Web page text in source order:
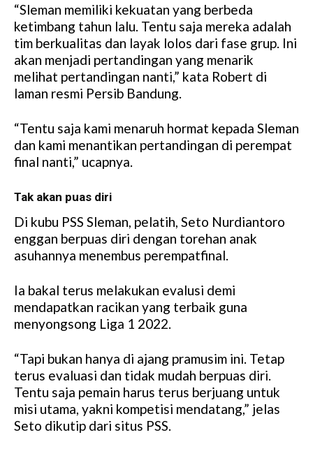
“Sleman memiliki kekuatan yang berbeda
ketimbang tahun lalu. Tentu saja mereka adalah
tim berkualitas dan layak lolos dari fase grup. Ini
akan menjadi pertandingan yang menarik
melihat pertandingan nanti,” kata Robert di
laman resmi Persib Bandung.
“Tentu saja kami menaruh hormat kepada Sleman
dan kami menantikan pertandingan di perempat
final nanti,” ucapnya.
Tak akan puas diri
Di kubu PSS Sleman, pelatih, Seto Nurdiantoro
enggan berpuas diri dengan torehan anak
asuhannya menembus perempatfinal.
Ia bakal terus melakukan evalusi demi
mendapatkan racikan yang terbaik guna
menyongsong Liga 1 2022.
“Tapi bukan hanya di ajang pramusim ini. Tetap
terus evaluasi dan tidak mudah berpuas diri.
Tentu saja pemain harus terus berjuang untuk
misi utama, yakni kompetisi mendatang,” jelas
Seto dikutip dari situs PSS.